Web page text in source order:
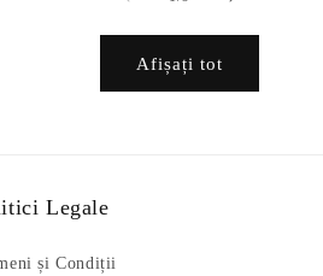
Afișați tot
Legale
și Condiții